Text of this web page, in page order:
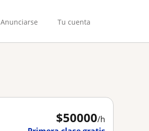
Anunciarse Tu cuenta
$50000/h